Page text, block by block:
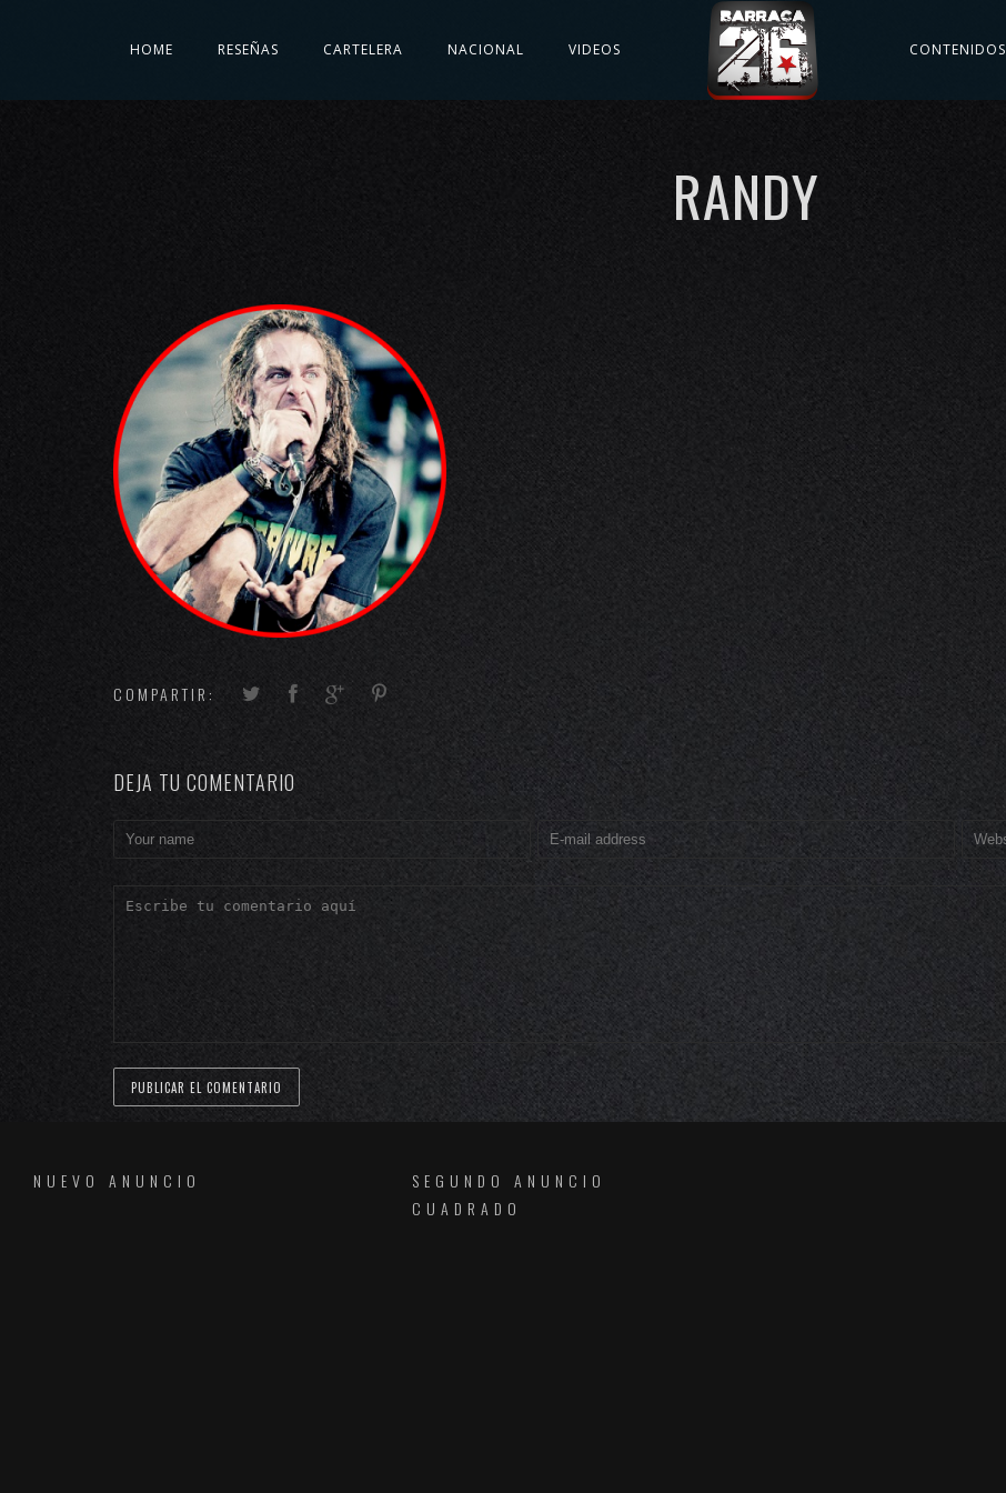
HOME RESEÑAS CARTELERA NACIONAL VIDEOS CONTENIDOS
RANDY
COMPARTIR:
DEJA TU COMENTARIO
NUEVO ANUNCIO
SEGUNDO ANUNCIO
CUADRADO